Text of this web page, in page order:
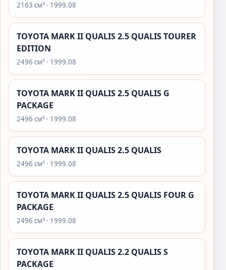
2163 см³ · 1999.08
TOYOTA MARK II QUALIS 2.5 QUALIS TOURER
EDITION
2496 см³ · 1999.08
TOYOTA MARK II QUALIS 2.5 QUALIS G
PACKAGE
2496 см³ · 1999.08
TOYOTA MARK II QUALIS 2.5 QUALIS
2496 см³ · 1999.08
TOYOTA MARK II QUALIS 2.5 QUALIS FOUR G
PACKAGE
2496 см³ · 1999.08
TOYOTA MARK II QUALIS 2.2 QUALIS S
PACKAGE